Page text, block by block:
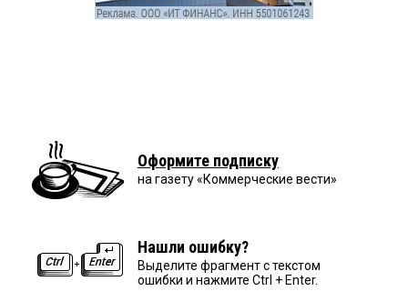
Оформите подписку
на газету «Коммерческие вести»
Нашли ошибку?
Выделите фрагмент с текстом
ошибки и нажмите Ctrl + Enter.